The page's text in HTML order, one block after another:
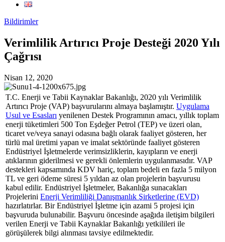
Bildirimler
Verimlilik Artırıcı Proje Desteği 2020 Yılı
Çağrısı
Nisan 12, 2020
T.C. Enerji ve Tabii Kaynaklar Bakanlığı, 2020 yılı Verimlilik
Artırıcı Proje (VAP) başvurularını almaya başlamıştır. Uygulama
Usul ve Esasları yenilenen Destek Programının amacı, yıllık toplam
enerji tüketimleri 500 Ton Eşdeğer Petrol (TEP) ve üzeri olan,
ticaret ve/veya sanayi odasına bağlı olarak faaliyet gösteren, her
türlü mal üretimi yapan ve imalat sektöründe faaliyet gösteren
Endüstriyel İşletmelerde verimsizliklerin, kayıpların ve enerji
atıklarının giderilmesi ve gerekli önlemlerin uygulanmasıdır. VAP
destekleri kapsamında KDV hariç, toplam bedeli en fazla 5 milyon
TL ve geri ödeme süresi 5 yıldan az olan projelerin başvurusu
kabul edilir. Endüstriyel İşletmeler, Bakanlığa sunacakları
Projelerini Enerji Verimliliği Danışmanlık Şirketlerine (EVD)
hazırlatırlar. Bir Endüstriyel İşletme için azami 5 projesi için
başvuruda bulunabilir. Başvuru öncesinde aşağıda iletişim bilgileri
verilen Enerji ve Tabii Kaynaklar Bakanlığı yetkilileri ile
görüşülerek bilgi alınması tavsiye edilmektedir.